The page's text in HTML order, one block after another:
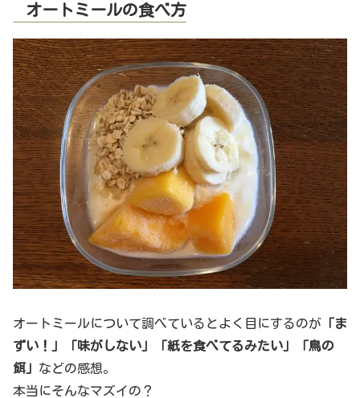
オートミールの食べ方
オートミールについて調べているとよく目にするのが 「ま
ずい！」「味がしない」「紙を食べてるみたい」「鳥の
餌」 などの感想。
本当にそんなマズイの？